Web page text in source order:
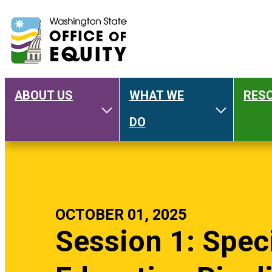
navigation
ABOUT US
Toggle About Us
WHAT WE
DO
Toggle
OCTOBER 01, 2025
Session 1: